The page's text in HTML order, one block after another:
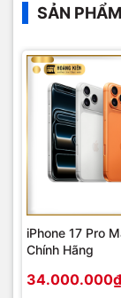
SẢN
iPhone 17 Pro
Chính Hãng
34.000.000₫